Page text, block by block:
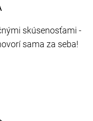
skúsenosťami -
sama za seba!